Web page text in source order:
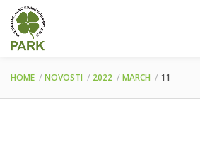
HOME NOVOSTI 2022 MARCH 11